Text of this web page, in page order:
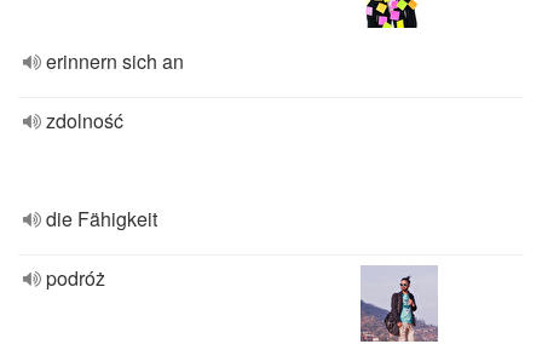
erinnern sich an
zdolność
die Fähigkeit
podróż